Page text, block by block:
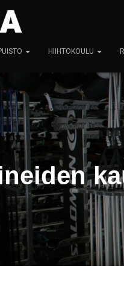
HIIHTOKOULU